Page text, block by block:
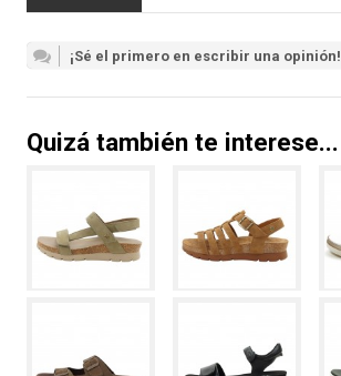
¡Sé el primero en escribir una opinión!
Quizá también te interese...